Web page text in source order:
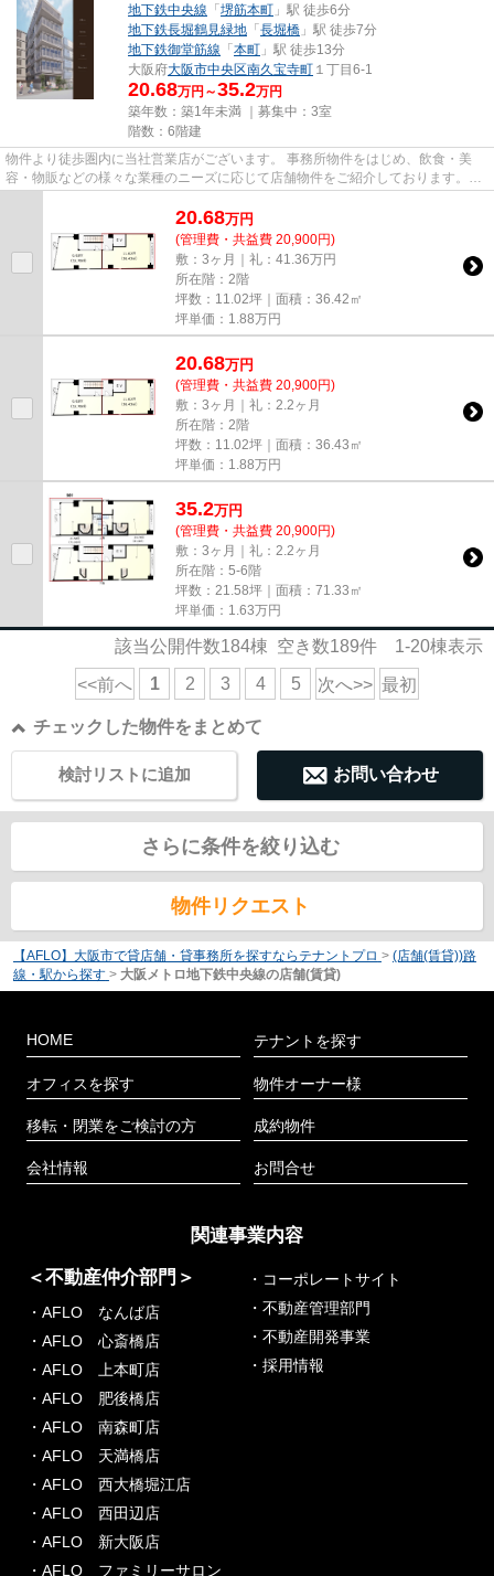
地下鉄中央線 「堺筋本町 」駅 徒歩6分
地下鉄長堀鶴見緑地 「長堀橋 」駅 徒歩7分
地下鉄御堂筋線 「本町 」駅 徒歩13分
大阪府大阪市中央区南久宝寺町 １丁目6-1
20.68万円～35.2万円
築年数：築1年未満 ｜募集中： 3室
階数：6階建
物件より徒歩圏内に当社営業店がございます。 事務所物件をはじめ、飲食・美
容・物販などの様々な業種のニーズに応じて店舗物件をご紹介しております。
尚、弊社ではおとり広告は一切...
20.68万円
(管理費・共益費 20,900円)
敷：3ヶ月｜礼：41.36万円
所在階：2階
坪数：11.02坪｜面積：36.42㎡
坪単価： 1.88万円
20.68万円
(管理費・共益費 20,900円)
敷：3ヶ月｜礼：2.2ヶ月
所在階：2階
坪数：11.02坪｜面積：36.43㎡
坪単価： 1.88万円
35.2万円
(管理費・共益費 20,900円)
敷：3ヶ月｜礼：2.2ヶ月
所在階：5-6階
坪数：21.58坪｜面積：71.33㎡
坪単価： 1.63万円
該当公開件数184棟 空き数189件 1-20棟表示
<<前へ 1 2 3 4 5 次へ>> 最初
チェックした物件をまとめて
お問い合わせ
検討リストに追加
さらに条件を絞り込む
物件リクエスト
【AFLO】大阪市で貸店舗・貸事務所を探すならテナントプロ > (店舗(賃貸))路
線・駅から探す > 大阪メトロ地下鉄中央線の店舗(賃貸)
HOME
オフィスを探す
移転・閉業をご検討の方
会社情報
テナントを探す
物件オーナー様
成約物件
お問合せ
関連事業内容
＜不動産仲介部門＞
・AFLO なんば店
・AFLO 心斎橋店
・AFLO 上本町店
・AFLO 肥後橋店
・AFLO 南森町店
・AFLO 天満橋店
・AFLO 西大橋堀江店
・AFLO 西田辺店
・AFLO 新大阪店
・AFLO ファミリーサロン
・コーポレートサイト
・不動産管理部門
・不動産開発事業
・採用情報